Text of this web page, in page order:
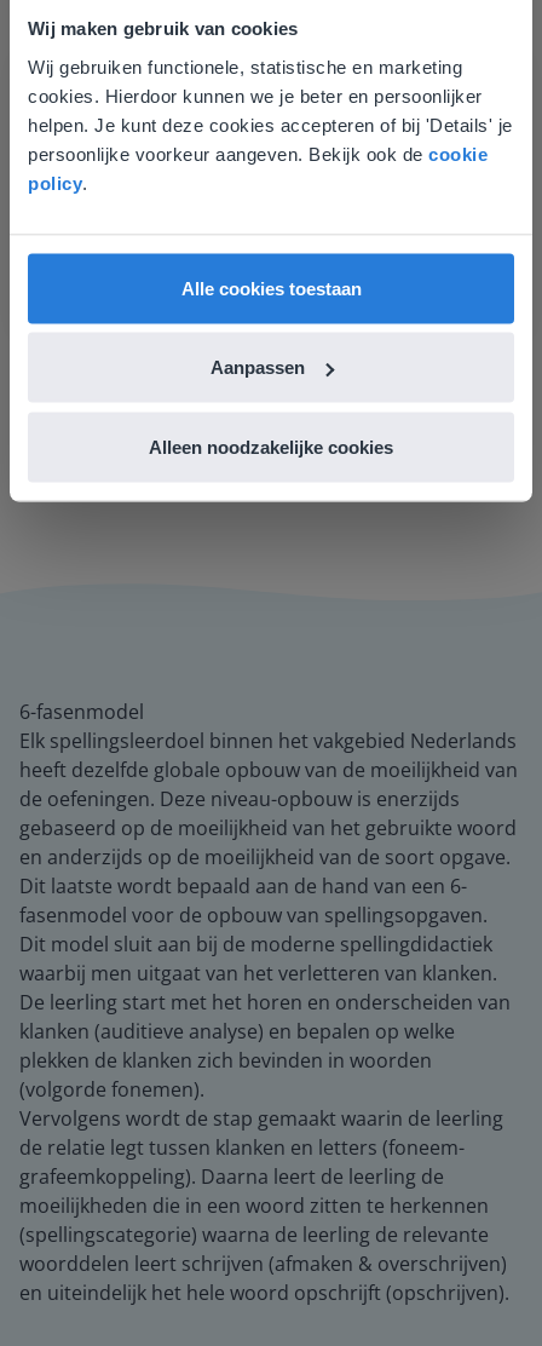
Wij maken gebruik van cookies
Wij gebruiken functionele, statistische en marketing
cookies. Hierdoor kunnen we je beter en persoonlijker
helpen. Je kunt deze cookies accepteren of bij 'Details' je
persoonlijke voorkeur aangeven. Bekijk ook de cookie
policy
Alle cookies toestaan
Aanpassen
Alleen noodzakelijke cookies
watersport, balsport, sporten, kunst, dans en
theater, muziek, kleding & mode, uitvinden &
ontwerpen, bereiden, het restaurant en de
keuken.
In de Wereld “Extra oefening” worden
aangeboden. Ook bevat deze Wereld extra
6-fasenmodel
Elk spellingsleerdoel binnen het vakgebied Nederlands
heeft dezelfde globale opbouw van de moeilijkheid van
de oefeningen. Deze niveau-opbouw is enerzijds
gebaseerd op de moeilijkheid van het gebruikte woord
en anderzijds op de moeilijkheid van de soort opgave.
Dit laatste wordt bepaald aan de hand van een 6-
fasenmodel voor de opbouw van spellingsopgaven.
Dit model sluit aan bij de moderne spellingdidactiek
waarbij men uitgaat van het verletteren van klanken.
De leerling start met het horen en onderscheiden van
klanken (auditieve analyse) en bepalen op welke
plekken de klanken zich bevinden in woorden
(volgorde fonemen).
Vervolgens wordt de stap gemaakt waarin de leerling
de relatie legt tussen klanken en letters (foneem-
grafeemkoppeling). Daarna leert de leerling de
moeilijkheden die in een woord zitten te herkennen
(spellingscategorie) waarna de leerling de relevante
woorddelen leert schrijven (afmaken & overschrijven)
en uiteindelijk het hele woord opschrijft (opschrijven).
Deze website komt niet
overeen met je locatie
Gezien je locatie, denken we dat je misschien
liever naar de website voor English gaat. Hier
English
Vlaanderen